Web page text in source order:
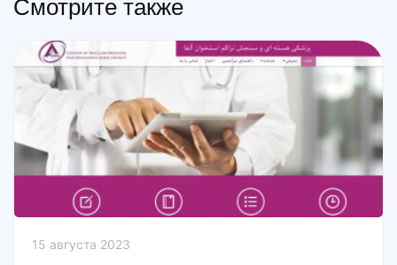
Смотрите также
15 августа 2023